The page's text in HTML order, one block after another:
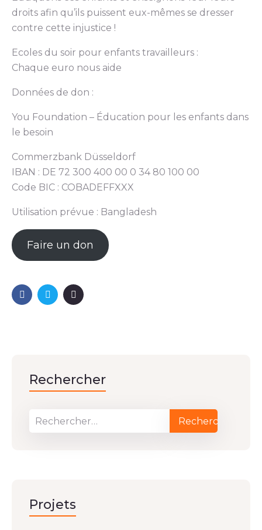
droits afin qu’ils puissent eux-mêmes se dresser
contre cette injustice !
Ecoles du soir pour enfants travailleurs :
Chaque euro nous aide
Données de don :
You Foundation – Éducation pour les enfants dans
le besoin
Commerzbank Düsseldorf
IBAN : DE 72 300 400 00 0 34 80 100 00
Code BIC : COBADEFFXXX
Utilisation prévue : Bangladesh
Faire un don
Rechercher
Projets